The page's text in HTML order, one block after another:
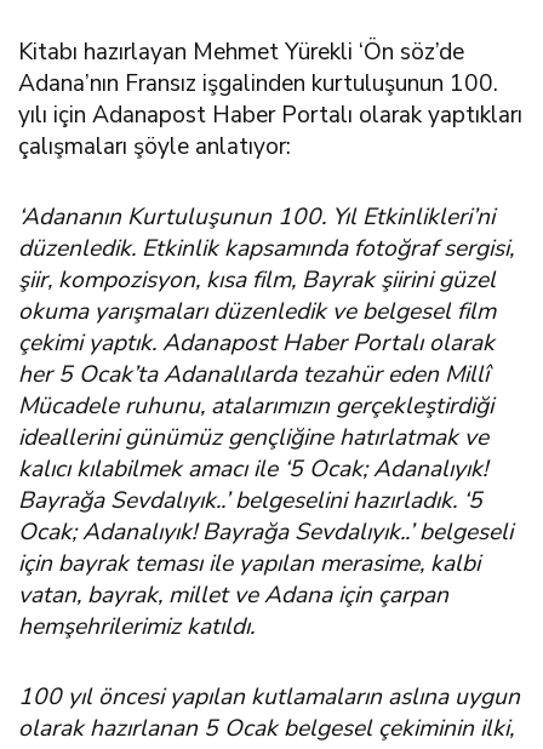
Kitabı hazırlayan Mehmet Yürekli ‘Ön söz’de
Adana’nın Fransız işgalinden kurtuluşunun 100.
yılı için Adanapost Haber Portalı olarak yaptıkları
çalışmaları şöyle anlatıyor:
‘Adananın Kurtuluşunun 100. Yıl Etkinlikleri’ni
düzenledik. Etkinlik kapsamında fotoğraf sergisi,
şiir, kompozisyon, kısa film, Bayrak şiirini güzel
okuma yarışmaları düzenledik ve belgesel film
çekimi yaptık. Adanapost Haber Portalı olarak
her 5 Ocak’ta Adanalılarda tezahür eden Millî
Mücadele ruhunu, atalarımızın gerçekleştirdiği
ideallerini günümüz gençliğine hatırlatmak ve
kalıcı kılabilmek amacı ile ‘5 Ocak; Adanalıyık!
Bayrağa Sevdalıyık..’ belgeselini hazırladık. ‘5
Ocak; Adanalıyık! Bayrağa Sevdalıyık..’ belgeseli
için bayrak teması ile yapılan merasime, kalbi
vatan, bayrak, millet ve Adana için çarpan
hemşehrilerimiz katıldı.
100 yıl öncesi yapılan kutlamaların aslına uygun
olarak hazırlanan 5 Ocak belgesel çekiminin ilki,